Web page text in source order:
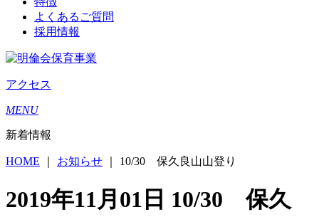
よくあるご質問
採用情報
アクセス
MENU
新着情報
HOME お知らせ 10/30 保久良山山登り
2019年11月01日 10/30 保久